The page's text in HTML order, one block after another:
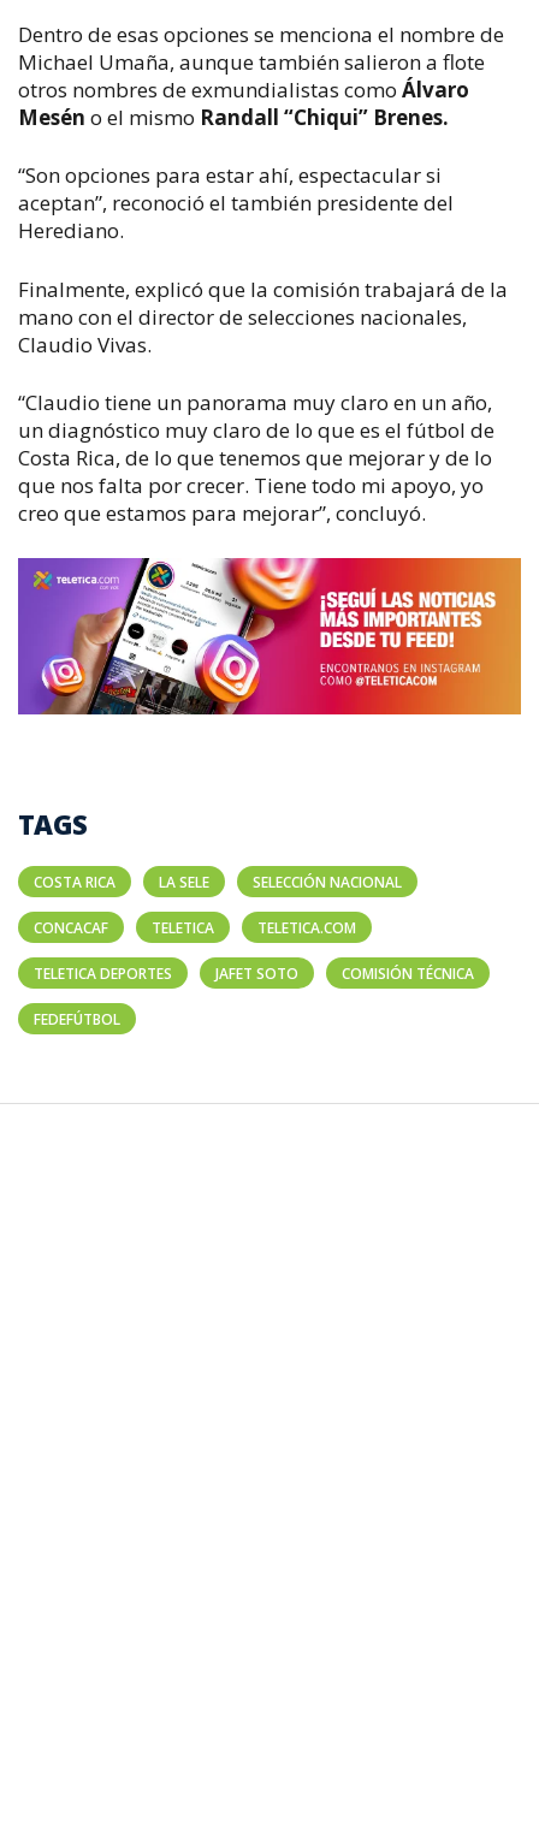
Dentro de esas opciones se menciona el nombre de
Michael Umaña, aunque también salieron a flote
otros nombres de exmundialistas como Álvaro
Mesén o el mismo Randall “Chiqui” Brenes.
“Son opciones para estar ahí, espectacular si
aceptan”, reconoció el también presidente del
Herediano.
Finalmente, explicó que la comisión trabajará de la
mano con el director de selecciones nacionales,
Claudio Vivas.
“Claudio tiene un panorama muy claro en un año,
un diagnóstico muy claro de lo que es el fútbol de
Costa Rica, de lo que tenemos que mejorar y de lo
que nos falta por crecer. Tiene todo mi apoyo, yo
creo que estamos para mejorar”, concluyó.
TAGS
COSTA RICA LA SELE SELECCIÓN NACIONAL
CONCACAF TELETICA TELETICA.COM
TELETICA DEPORTES JAFET SOTO COMISIÓN TÉCNICA
FEDEFÚTBOL